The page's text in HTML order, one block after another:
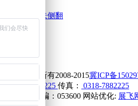
3种车辆均未侧翻
特征
公司版权所有2008-2015冀ICP备
0318-7882225 传真：
0318-7882225
开发区 邮编：053600 网站优化: 展飞